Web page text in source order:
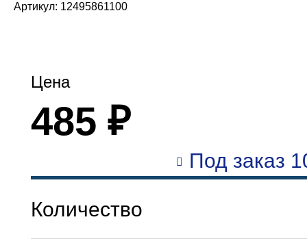
Артикул: 12495861100
Цена
485 ₽
Под заказ
Количество